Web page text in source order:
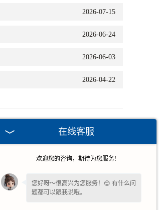
2026-07-15
2026-06-24
2026-06-03
2026-04-22
在线客服
欢迎您的咨询，期待为您服务!
您好呀～很高兴为您服务！😊 有什么问
题都可以跟我说哦。